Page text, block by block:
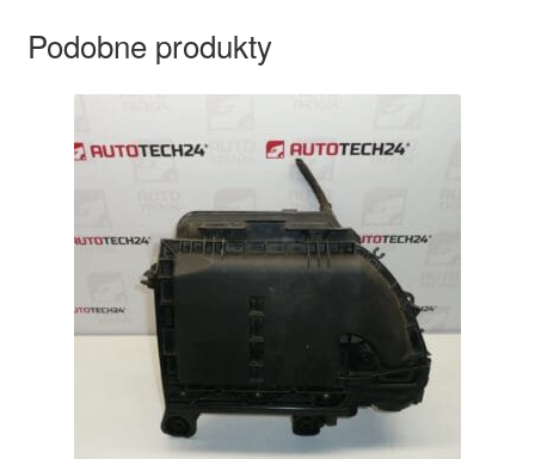
Podobne produkty